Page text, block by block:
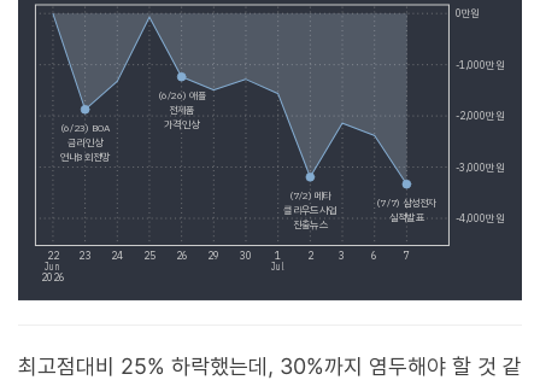
최고점대비 25% 하락했는데, 30%까지 염두해야 할 것 같